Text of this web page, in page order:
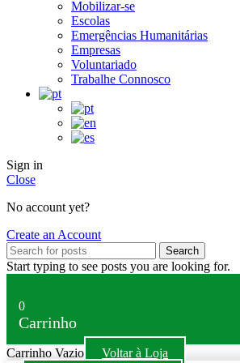
Mobilizar-se
Escolas
Emergências Humanitárias
Empresas
Voluntariado
Trabalhe Connosco
Sign in
Close
No account yet?
Create an Account
Search
Start typing to see posts you are looking for.
0
Carrinho
Carrinho Vazio Voltar à Loja